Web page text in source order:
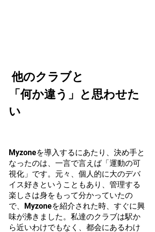
他のクラブと
「何か違う」と思わせた
い
Myzoneを導入するにあたり、決め手と
なったのは、一言で言えば「運動の可
視化」です。元々、個人的に大のデバ
イス好きということもあり、管理する
楽しさは身をもって分かっていたの
で、Myzoneを紹介された時、すぐに興
味が沸きました。私達のクラブは駅か
ら近いわけでもなく、都会にあるわけ